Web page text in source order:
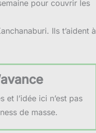
pour couvrir les
Ils t’aident à
l’idée ici n’est pas
de masse.